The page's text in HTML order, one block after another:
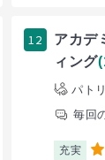
12
アカ
ィング
パト
毎回
充実 2